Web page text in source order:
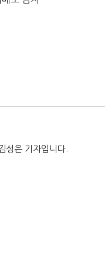
성은 기자입니다.